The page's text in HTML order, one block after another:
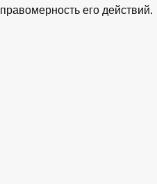
правомерность его действий.